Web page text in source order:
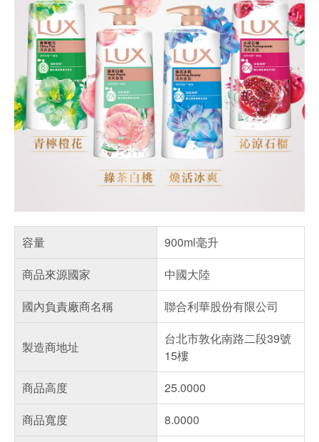
容量
900ml毫升
商品來源國家
中國大陸
國內負責廠商名稱
聯合利華股份有限公司
製造商地址
台北市敦化南路二段39號
15樓
商品高度
25.0000
商品寬度
8.0000